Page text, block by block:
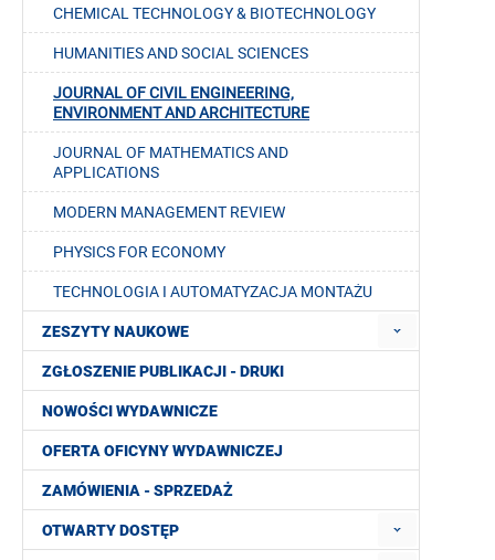
CHEMICAL TECHNOLOGY & BIOTECHNOLOGY
HUMANITIES AND SOCIAL SCIENCES
JOURNAL OF CIVIL ENGINEERING,
ENVIRONMENT AND ARCHITECTURE
JOURNAL OF MATHEMATICS AND
APPLICATIONS
MODERN MANAGEMENT REVIEW
PHYSICS FOR ECONOMY
TECHNOLOGIA I AUTOMATYZACJA MONTAŻU
ZESZYTY NAUKOWE
ZGŁOSZENIE PUBLIKACJI - DRUKI
NOWOŚCI WYDAWNICZE
OFERTA OFICYNY WYDAWNICZEJ
ZAMÓWIENIA - SPRZEDAŻ
OTWARTY DOSTĘP